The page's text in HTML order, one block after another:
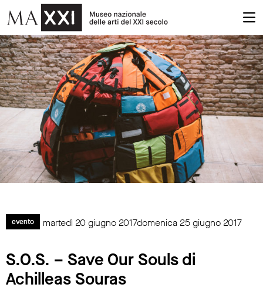
evento martedì 20 giugno 2017domenica 25 giugno 2017
S.O.S. – Save Our Souls di
Achilleas Souras